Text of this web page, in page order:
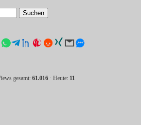
gesamt: 61.016· Heute: 11